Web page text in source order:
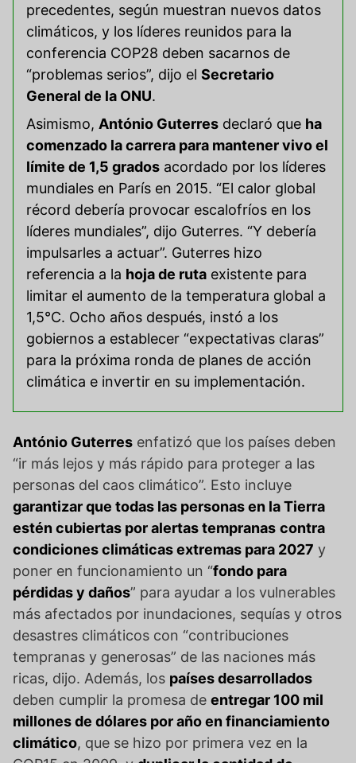
precedentes, según muestran nuevos datos
climáticos, y los líderes reunidos para la
conferencia COP28 deben sacarnos de
“problemas serios”, dijo el Secretario
General de la ONU.
Asimismo, António Guterres declaró que ha
comenzado la carrera para mantener vivo el
límite de 1,5 grados acordado por los líderes
mundiales en París en 2015. “El calor global
récord debería provocar escalofríos en los
líderes mundiales”, dijo Guterres. “Y debería
impulsarles a actuar”. Guterres hizo
referencia a la hoja de ruta existente para
limitar el aumento de la temperatura global a
1,5°C. Ocho años después, instó a los
gobiernos a establecer “expectativas claras”
para la próxima ronda de planes de acción
climática e invertir en su implementación.
António Guterres enfatizó que los países deben
“ir más lejos y más rápido para proteger a las
personas del caos climático”. Esto incluye
garantizar que todas las personas en la Tierra
estén cubiertas por alertas tempranas contra
condiciones climáticas extremas para 2027 y
poner en funcionamiento un “fondo para
pérdidas y daños” para ayudar a los vulnerables
más afectados por inundaciones, sequías y otros
desastres climáticos con “contribuciones
tempranas y generosas” de las naciones más
ricas, dijo. Además, los países desarrollados
deben cumplir la promesa de entregar 100 mil
millones de dólares por año en financiamiento
climático, que se hizo por primera vez en la